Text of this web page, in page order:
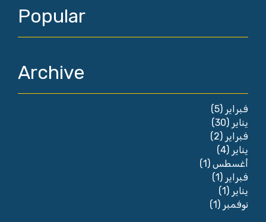
Popular
Archive
فبراير (5)
يناير (30)
فبراير (2)
يناير (4)
أغسطس (1)
فبراير (1)
يناير (1)
نوفمبر (1)